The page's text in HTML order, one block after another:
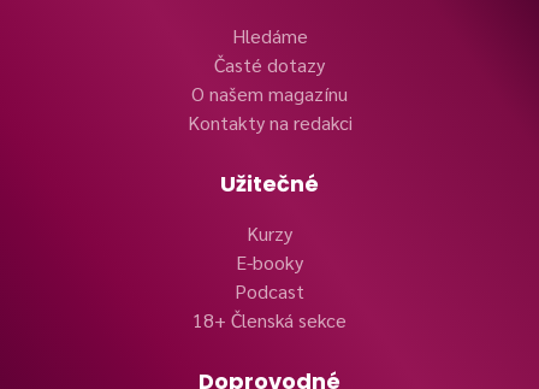
Hledáme
Časté dotazy
O našem magazínu
Kontakty na redakci
Užitečné
Kurzy
E-booky
Podcast
18+ Členská sekce
Doprovodné